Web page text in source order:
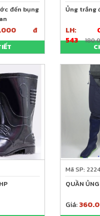
đến bụng
đ
Ủng trắng
LH:
543
Mã SP: 2224
QUẦN
Giá: